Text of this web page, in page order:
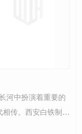
河中扮演着重要的
传。西安白铁制作
，以其独特…